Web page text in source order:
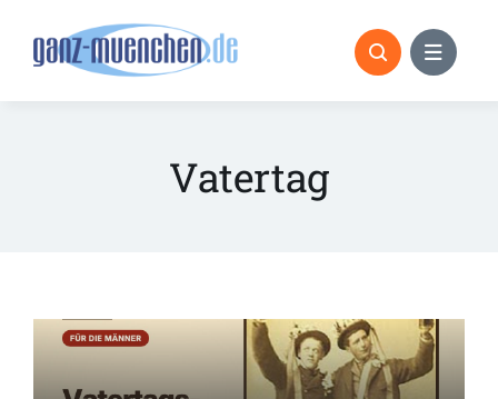
Vatertag